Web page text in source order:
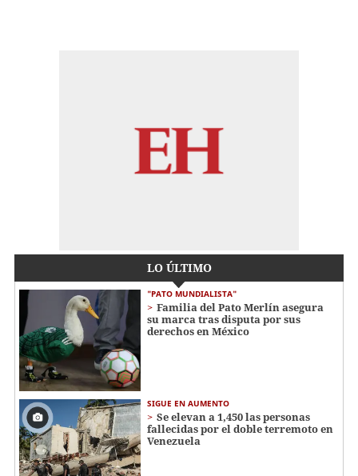
LO ÚLTIMO
"PATO MUNDIALISTA"
Familia del Pato Merlín asegura
su marca tras disputa por sus
derechos en México
SIGUE EN AUMENTO
Se elevan a 1,450 las personas
fallecidas por el doble terremoto en
Venezuela